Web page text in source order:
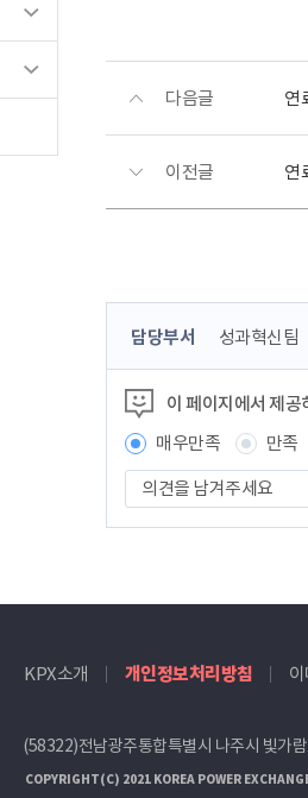
다음글 연
이전글 연
콘
츠
정
보
책
임
자
담당부서 성과혁신팀
이 페이지에서 제
매우만족
만족
견
을
주
전
래
소
KPX소개 개인정보처리방침
(58322)전남광주통합특별시 나주시 빛가
COPYRIGHT(C) 2021 KOREA POWER